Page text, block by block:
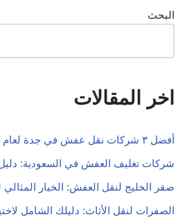
البحث
اخر المقالات
أفضل ٣ شركات نقل عفش في جدة لعام ٢٠٢٥ م
شركات تغليف العفش في السعودية: دليل
صقر الخليج لنقل العفش: الخيار المثالي
الصفرات لنقل الأثاث: دليلك الشامل